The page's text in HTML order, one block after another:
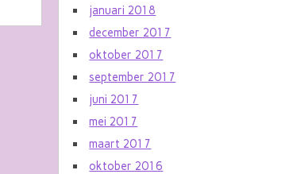
januari 2018
december 2017
oktober 2017
september 2017
juni 2017
mei 2017
maart 2017
oktober 2016